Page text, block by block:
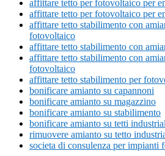
affittare tetto per fotovoltaico per
affittare tetto per fotovoltaico per
affittare tetto stabilimento con
fotovoltaico
affittare tetto stabilimento con
affittare tetto stabilimento con
fotovoltaico
affittare tetto stabilimento per
bonificare amianto su capannoni
bonificare amianto su magazzino
bonificare amianto su stabilimento
bonificare amianto su tetti
rimuovere amianto su tetto
societa di consulenza per impianti